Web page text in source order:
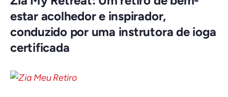
estar acolhedor e inspirador,
conduzido por uma instrutora de ioga
certificada